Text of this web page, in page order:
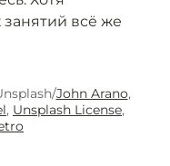
всё же
John Arano,
, Unsplash License,